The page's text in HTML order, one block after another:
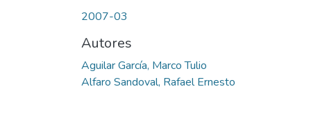
2007-03
Autores
Aguilar García, Marco Tulio
Alfaro Sandoval, Rafael Ernesto